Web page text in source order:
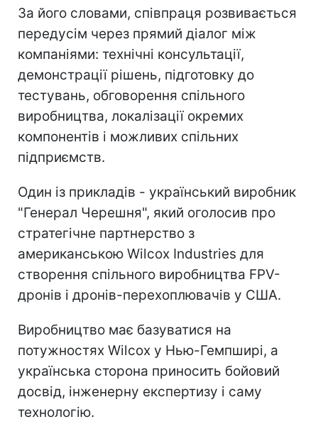
За його словами, співпраця розвивається
передусім через прямий діалог між
компаніями: технічні консультації,
демонстрації рішень, підготовку до
тестувань, обговорення спільного
виробництва, локалізації окремих
компонентів і можливих спільних
підприємств.
Один із прикладів - український виробник
"Генерал Черешня", який оголосив про
стратегічне партнерство з
американською Wilcox Industries для
створення спільного виробництва FPV-
дронів і дронів-перехоплювачів у США.
Виробництво має базуватися на
потужностях Wilcox у Нью-Гемпширі, а
українська сторона приносить бойовий
досвід, інженерну експертизу і саму
технологію.